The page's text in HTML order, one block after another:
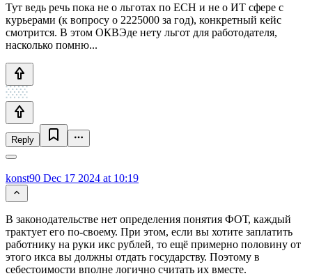
Тут ведь речь пока не о льготах по ЕСН и не о ИТ сфере с
курьерами (к вопросу о 2225000 за год), конкретный кейс
смотрится. В этом ОКВЭде нету льгот для работодателя,
насколько помню...
Reply
konst90 Dec 17 2024 at 10:19
В законодательстве нет определения понятия ФОТ, каждый
трактует его по-своему. При этом, если вы хотите заплатить
работнику на руки икс рублей, то ещё примерно половину от
этого икса вы должны отдать государству. Поэтому в
себестоимости вполне логично считать их вместе.